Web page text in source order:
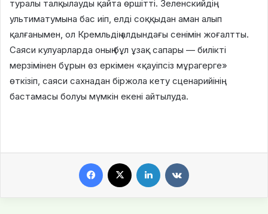
туралы талқылауды қайта өршітті. Зеленскийдің
ультиматумына бас иіп, елді соққыдан аман алып
қалғанымен, ол Кремльдің алдындағы сенімін жоғалтты.
Саяси кулуарларда оның бұл ұзақ сапары — билікті
мерзімінен бұрын өз еркімен «қауіпсіз мұрагерге»
өткізіп, саяси сахнадан біржола кету сценарийінің
бастамасы болуы мүмкін екені айтылуда.